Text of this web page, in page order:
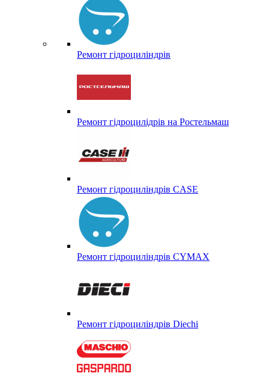
Ремонт гідроциліндрів
Ремонт гідроцилідрів на Ростельмаш
Ремонт гідроциліндрів CASE
Ремонт гідроциліндрів CYMAX
Ремонт гідроциліндрів Diechi